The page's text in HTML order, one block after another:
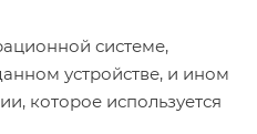
системе,
устройстве, и ином
которое используется